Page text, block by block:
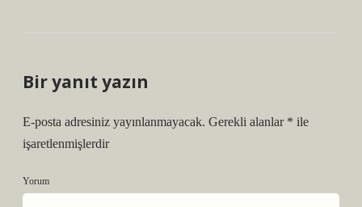
Bir yanıt yazın
E-posta adresiniz yayınlanmayacak. Gerekli alanlar * ile
işaretlenmişlerdir
Yorum